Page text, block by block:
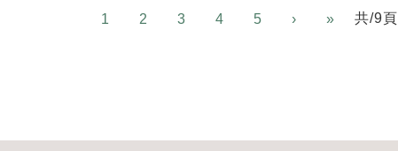
1 2 3 4 5 › » Next共/9頁